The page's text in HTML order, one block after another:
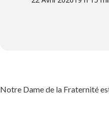
Notre Dame de la Fraternité